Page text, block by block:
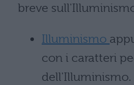
breve
Illuminismo
con i caratteri
dell'Illuminismo.